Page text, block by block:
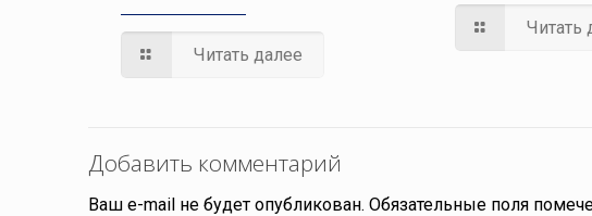
Читать далее
Читать
Добавить комментарий
Ваш e-mail не будет опубликован. Обязательные поля